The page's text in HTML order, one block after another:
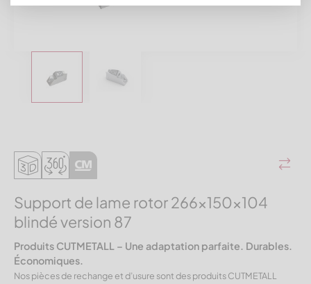
Support de lame rotor 266x150x104
blindé version 87
Produits CUTMETALL – Une adaptation parfaite. Durables.
Économiques.
Nos pièces de rechange et d’usure sont des produits CUTMETALL